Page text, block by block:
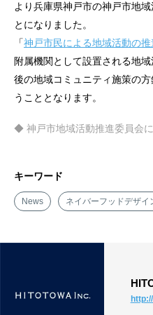
より兵庫県神戸市の神戸市地
とになりました。
「神戸市民による地域活動の推
附属機関として設置される地
後の地域コミュニティ施策の
うこととなります。
◆ 神戸市地域活動推進委員会
キーワード
News ネイバーフッドデザイ